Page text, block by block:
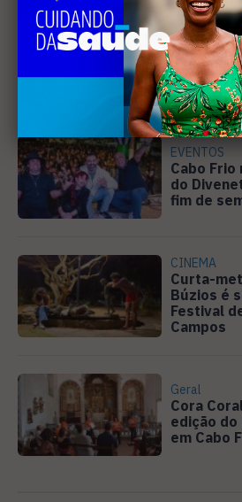
DIREITOS
Ativista de
Holanda
EVENTOS
Cabo Frio
do
fim de
CINEMA
Curta-
Búzios é
Festival
Campos
Geral
Cora
edição
em Cabo